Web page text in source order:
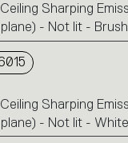
Sharping
- Not lit -
Sharping
- Not lit - White